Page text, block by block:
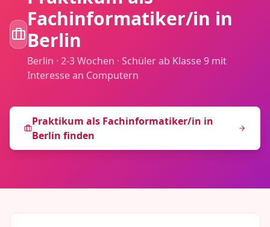
Fachinformatiker/in in
Berlin
Berlin ·2-3 Wochen ·Schüler ab Klasse 9 mit
Interesse an Computern
Praktikum als Fachinformatiker/in in
Berlin finden